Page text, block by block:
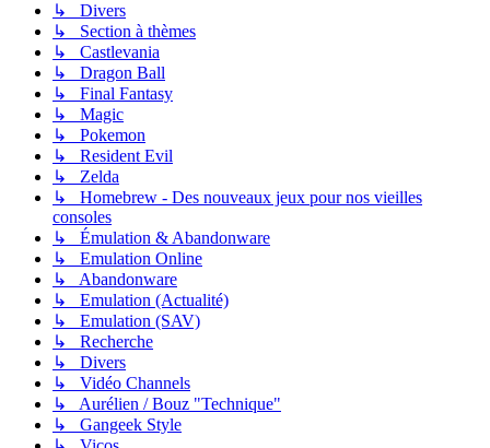
↳ Divers
↳ Section à thèmes
↳ Castlevania
↳ Dragon Ball
↳ Final Fantasy
↳ Magic
↳ Pokemon
↳ Resident Evil
↳ Zelda
↳ Homebrew - Des nouveaux jeux pour nos vieilles
consoles
↳ Émulation & Abandonware
↳ Emulation Online
↳ Abandonware
↳ Emulation (Actualité)
↳ Emulation (SAV)
↳ Recherche
↳ Divers
↳ Vidéo Channels
↳ Aurélien / Bouz "Technique"
↳ Gangeek Style